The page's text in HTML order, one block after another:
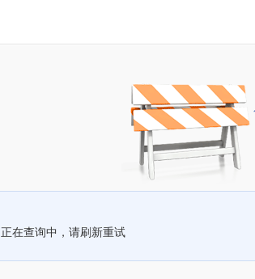
正在查询中，请刷新重试